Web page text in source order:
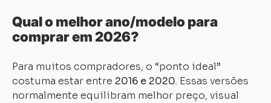
Qual o melhor ano/modelo para
comprar em 2026?
Para muitos compradores, o “ponto ideal”
costuma estar entre 2016 e 2020. Essas versões
normalmente equilibram melhor preço, visual